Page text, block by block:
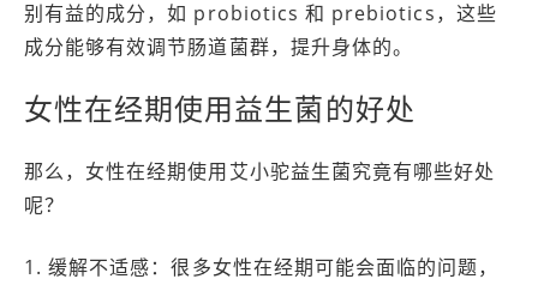
别有益的成分，如 probiotics 和 prebiotics，这些
成分能够有效调节肠道菌群，提升身体的。
女性在经期使用益生菌的好处
那么，女性在经期使用艾小驼益生菌究竟有哪些好处
呢？
1. 缓解不适感：很多女性在经期可能会面临的问题，